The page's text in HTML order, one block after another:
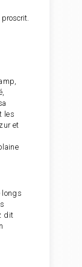
proscrit.
les
et
longs
dit